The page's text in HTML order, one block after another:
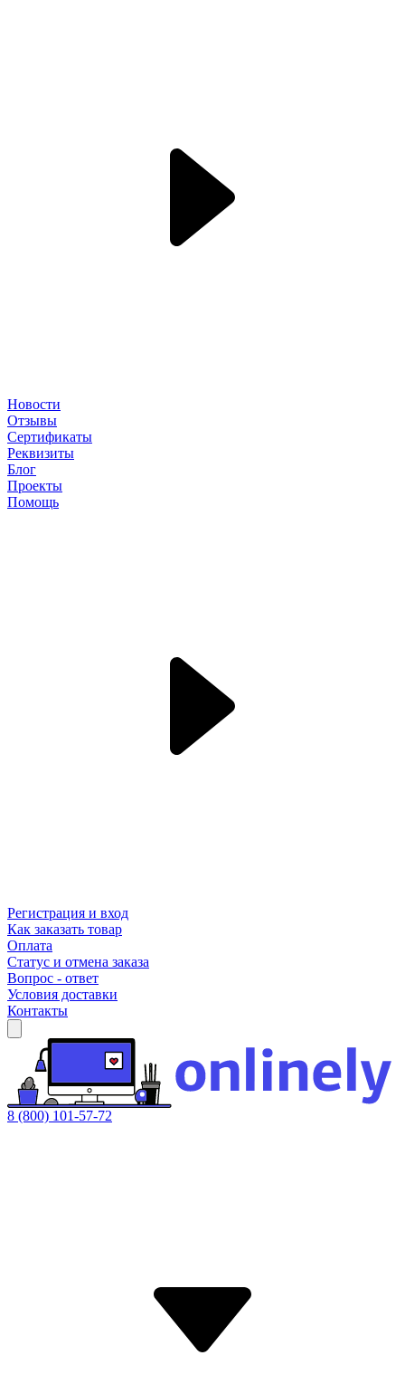
Новости
Отзывы
Сертификаты
Реквизиты
Блог
Проекты
Помощь
Регистрация и вход
Как заказать товар
Оплата
Статус и отмена заказа
Вопрос - ответ
Условия доставки
Контакты
8 (800) 101-57-72